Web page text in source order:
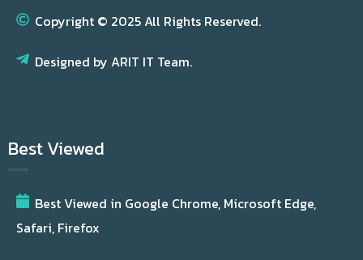
Copyright © 2025 All Rights Reserved.
Designed by ARIT IT Team.
Best Viewed
Best Viewed in Google Chrome, Microsoft Edge,
Safari, Firefox